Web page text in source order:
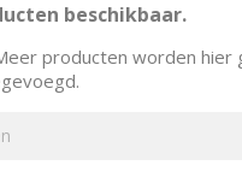
beschikbaar.
producten worden hier